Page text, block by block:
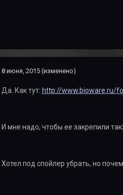
8 июня, 2015 (изменено)
Да. Как тут: http://www.bioware.ru/
И мне надо, чтобы ее закрепили
Хотел под спойлер убрать, но